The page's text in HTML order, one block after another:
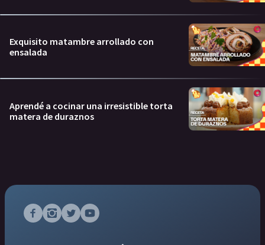
Exquisito matambre arrollado con
ensalada
Aprendé a cocinar una irresistible torta
matera de duraznos